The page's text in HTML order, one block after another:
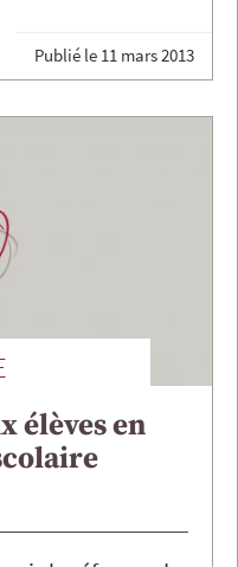
Publié le 11 mars 2013
élèves en